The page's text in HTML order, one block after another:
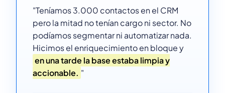
"Teníamos 3.000 contactos en el CRM
pero la mitad no tenían cargo ni sector. No
podíamos segmentar ni automatizar nada.
Hicimos el enriquecimiento en bloque y
en una tarde la base estaba limpia y
accionable. "